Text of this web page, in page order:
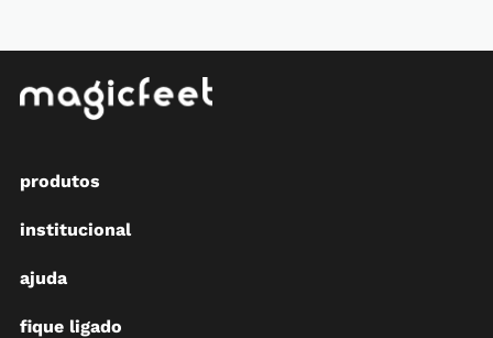
produtos
institucional
ajuda
fique ligado